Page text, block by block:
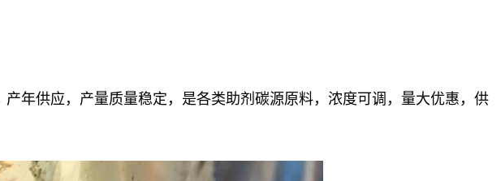
年供应，产量质量稳定， 是各类助剂碳源原料，浓度可调，量大优惠，供